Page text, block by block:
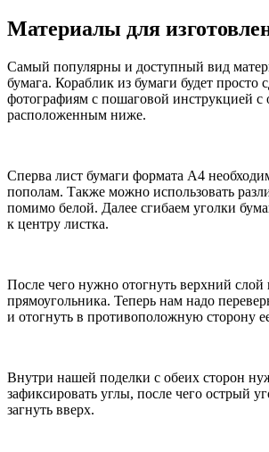
Материалы для
Самый популярны и доступный вид
бумага. Кораблик из бумаги будет просто
фотографиям с пошаговой инструкцией с
расположенным ниже.
Сперва лист бумаги формата А4
пополам. Также можно использовать
помимо белой. Далее сгибаем уголки
к центру листка.
После чего нужно отогнуть верхний
прямоугольника. Теперь нам надо
и отогнуть в противоположную сторону
Внутри нашей поделки с обеих сторон
зафиксировать углы, после чего острый
загнуть вверх.